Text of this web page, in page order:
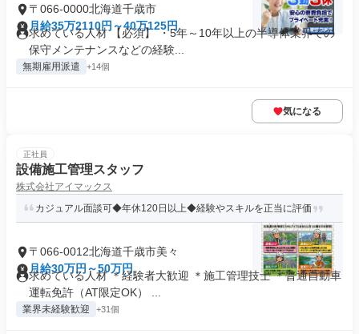
〒066-0000北海道千歳市
月給35万2110円～40万125円
求めている人材 【必須】 ・5年～10年以上の半導体業界での
保守メンテナンスなどの経験...
無期雇用派遣 +14個
気になる
正社員
設備施工管理スタッフ
株式会社アイマックス
カジュアル面談可◆年休120日以上◆経験やスキルを正当に評価
〒066-0012北海道千歳市美々
月給30万円～50万円
求めている人材 ＊経験者大歓迎 ＊施工管理技士 ＊普通自動車
運転免許（AT限定OK） ...
業界未経験歓迎 +31個